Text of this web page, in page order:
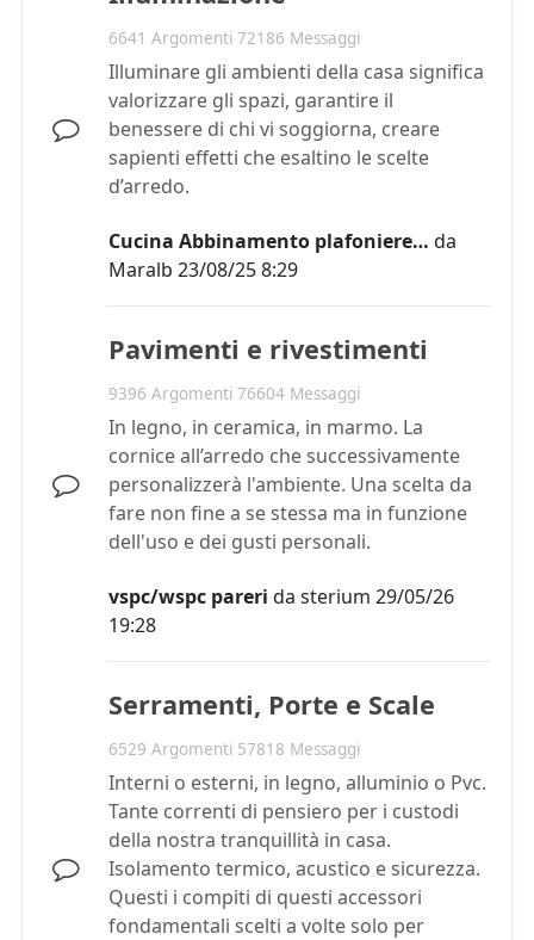
6641 Argomenti 72186 Messaggi
Illuminare gli ambienti della casa significa
valorizzare gli spazi, garantire il
benessere di chi vi soggiorna, creare
sapienti effetti che esaltino le scelte
d’arredo.
Cucina Abbinamento plafoniere… da
Maralb 23/08/25 8:29
Pavimenti e rivestimenti
9396 Argomenti 76604 Messaggi
In legno, in ceramica, in marmo. La
cornice all’arredo che successivamente
personalizzerà l'ambiente. Una scelta da
fare non fine a se stessa ma in funzione
dell'uso e dei gusti personali.
vspc/wspc pareri da sterium 29/05/26
19:28
Serramenti, Porte e Scale
6529 Argomenti 57818 Messaggi
Interni o esterni, in legno, alluminio o Pvc.
Tante correnti di pensiero per i custodi
della nostra tranquillità in casa.
Isolamento termico, acustico e sicurezza.
Questi i compiti di questi accessori
fondamentali scelti a volte solo per